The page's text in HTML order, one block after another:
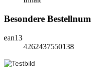
Besondere
ean13
4262437550138